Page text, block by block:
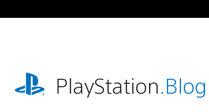
au
playstation.comPlayStation.Blog